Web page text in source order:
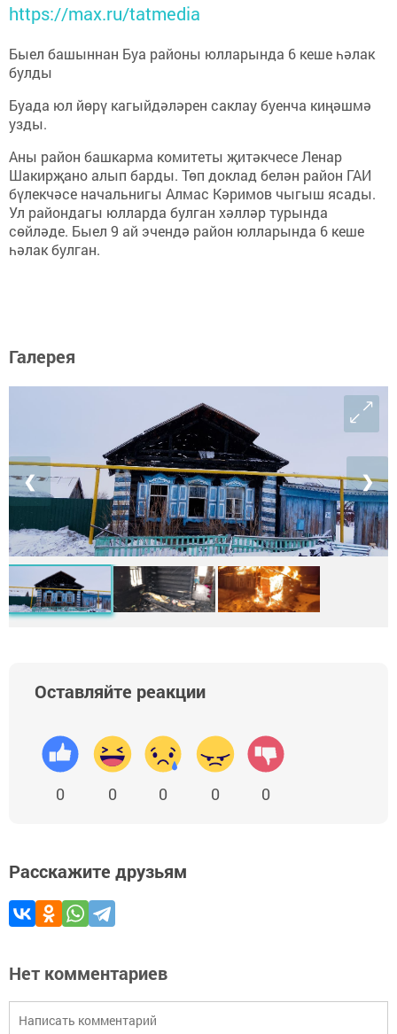
https://max.ru/tatmedia
Быел башыннан Буа районы юлларында 6 кеше һәлак
булды
Буада юл йөрү кагыйдәләрен саклау буенча киңәшмә
узды.
Аны район башкарма комитеты җитәкчесе Ленар
Шакирҗано алып барды. Төп доклад белән район ГАИ
бүлекчәсе начальнигы Алмас Кәримов чыгыш ясады.
Ул райондагы юлларда булган хәлләр турында
сөйләде. Быел 9 ай эчендә район юлларында 6 кеше
һәлак булган.
Галерея
❮ ❯
Оставляйте реакции
0 0 0 0 0
Расскажите друзьям
Нет комментариев